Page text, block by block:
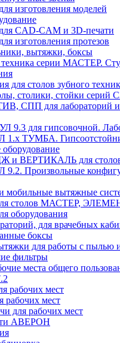
изготовления моделей
CAD-CAM и 3D-печати
изготовления протезов
вытяжки, боксы
серии МАСТЕР.
для столов зубного
столики, стойки
СПП для лабораторий и
9.3 для гипсовочной.
ТУМБА.
и ВЕРТИКАЛЬ для
Произвольные
мобильные вытяжные
столов МАСТЕР,
оборудования
для врачебных
боксы
для работы с пылью
фильтры
места общего
рабочих мест
рабочих мест
для рабочих мест
АВЕРОН